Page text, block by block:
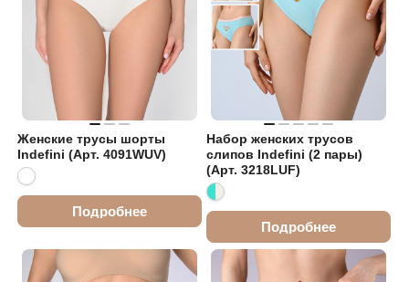
Женские трусы шорты
Indefini (Арт. 4091WUV)
Подробнее
Набор женских трусов
слипов Indefini (2 пары)
(Арт. 3218LUF)
Подробнее